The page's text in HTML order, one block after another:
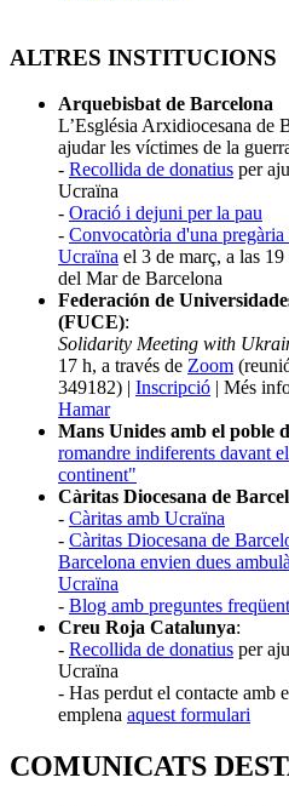
ALTRES INSTITUCIONS
Arquebisbat de Barcelona
L’Església Arxidiocesana de
ajudar les víctimes de la
- Recollida de donatius per
Ucraïna
- Oració i dejuni per la pau
- Convocatòria d'una
Ucraïna el 3 de març, a las
del Mar de Barcelona
Federación de
(FUCE):
Solidarity Meeting with
17 h, a través de Zoom
349182) | Inscripció | Més
Hamar
Mans Unides amb el poble
romandre indiferents davant
continent"
Càritas Diocesana de
- Càritas amb Ucraïna
- Càritas Diocesana de
Barcelona envien dues
Ucraïna
- Blog amb preguntes
Creu Roja Catalunya:
- Recollida de donatius per
Ucraïna
- Has perdut el contacte amb
emplena aquest formulari
COMUNICATS